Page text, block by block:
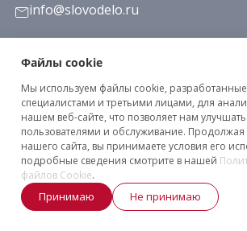
info@slovodelo.ru
Заказать звонок
Подписаться на рассылку
Клиентское соглашение
Политика конфиденциальности
2026 © «Словодело». Все права защищены
Файлы cookie
Мы используем файлы cookie,
специалистами и третьими лицами, для
нашем веб-сайте, что позволяет нам
пользователями и обслуживание.
нашего сайта, вы принимаете условия его
подробные сведения смотрите в нашей
файлов Cookie.
Принимаю Не принимаю